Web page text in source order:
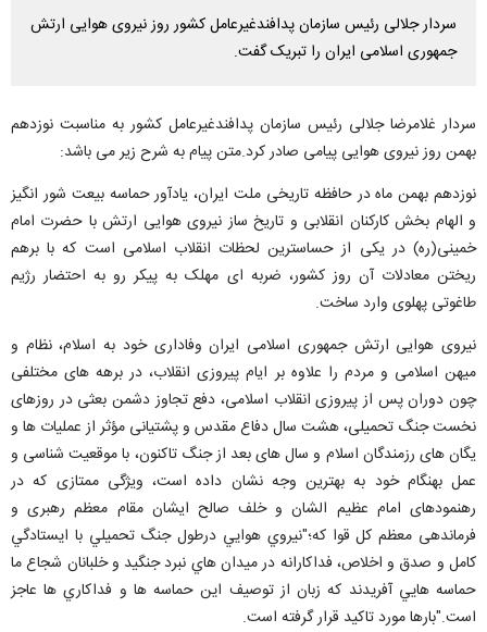
سردار جلالی رئیس سازمان پدافندغیرعامل کشور روز نیروی هوایی ارتش
جمهوری اسلامی ایران را تبریک گفت.
سردار غلامرضا جلالی رئیس سازمان پدافندغیرعامل کشور به مناسبت نوزدهم
بهمن روز نیروی هوایی پیامی صادر کرد.متن پیام به شرح زیر می باشد:
نوزدهم بهمن ماه در حافظه تاریخی ملت ایران، یادآور حماسه بیعت شور انگیز
و الهام بخش کارکنان انقلابی و تاریخ ساز نیروی هوایی ارتش با حضرت امام
خمینی(ره) در یکی از حساسترین لحظات انقلاب اسلامی است که با برهم
ریختن معادلات آن روز کشور، ضربه ای مهلک به پیکر رو به احتضار رژیم
طاغوتی پهلوی وارد ساخت.
نیروی هوایی ارتش جمهوری اسلامی ایران وفاداری خود به اسلام، نظام و
میهن اسلامی و مردم را علاوه بر ایام پیروزی انقلاب، در برهه هایمختلفی
چون دوران پس از پیروزی انقلاب اسلامی، دفع تجاوز دشمن بعثی در روزهای
نخست جنگ تحمیلی،هشت سال دفاع مقدس و پشتیانی مؤثرازعملیات ها و
یگان های رزمندگان اسلام و سال هایبعد از جنگ تاکنون، باموقعیت شناسی و
عمل بهنگام خود به بهترین وجه نشان داده است، ویژگی ممتازی که در
رهنمودهای امام عظیم الشانو خلف صالح ایشان مقام معظم رهبری و
فرماندهی معظم کل قوا که؛"نيروي هوايي درطول جنگ تحميلي با ايستادگي
كامل و صدق و اخلاص، فداكارانه در ميدان هاي نبرد جنگيد و خلبانان شجاع ما
حماسه هايي آفريدند كه زبان از توصيف اين حماسه ها و فداكاري ها عاجز
است."بارها مورد تاکید قرارگرفته است.